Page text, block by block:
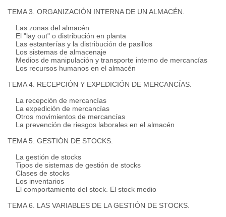
TEMA 3. ORGANIZACIÓN INTERNA DE UN ALMACÉN.
Las zonas del almacén
El "lay out" o distribución en planta
Las estanterías y la distribución de pasillos
Los sistemas de almacenaje
Medios de manipulación y transporte interno de mercancías
Los recursos humanos en el almacén
TEMA 4. RECEPCIÓN Y EXPEDICIÓN DE MERCANCÍAS.
La recepción de mercancías
La expedición de mercancías
Otros movimientos de mercancías
La prevención de riesgos laborales en el almacén
TEMA 5. GESTIÓN DE STOCKS.
La gestión de stocks
Tipos de sistemas de gestión de stocks
Clases de stocks
Los inventarios
El comportamiento del stock. El stock medio
TEMA 6. LAS VARIABLES DE LA GESTIÓN DE STOCKS.